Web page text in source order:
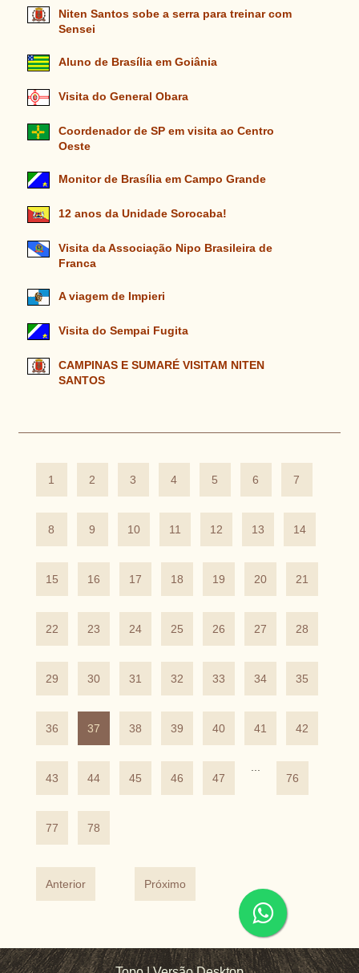
Niten Santos sobe a serra para treinar com
Sensei
Aluno de Brasília em Goiânia
Visita do General Obara
Coordenador de SP em visita ao Centro
Oeste
Monitor de Brasília em Campo Grande
12 anos da Unidade Sorocaba!
Visita da Associação Nipo Brasileira de
Franca
A viagem de Impieri
Visita do Sempai Fugita
CAMPINAS E SUMARÉ VISITAM NITEN
SANTOS
1 2 3 4 5 6 7
8 9 10 11 12 13 14
15 16 17 18 19 20 21
22 23 24 25 26 27 28
29 30 31 32 33 34 35
36 37 38 39 40 41 42
43 44 45 46 47
76
77 78
Anterior Próximo